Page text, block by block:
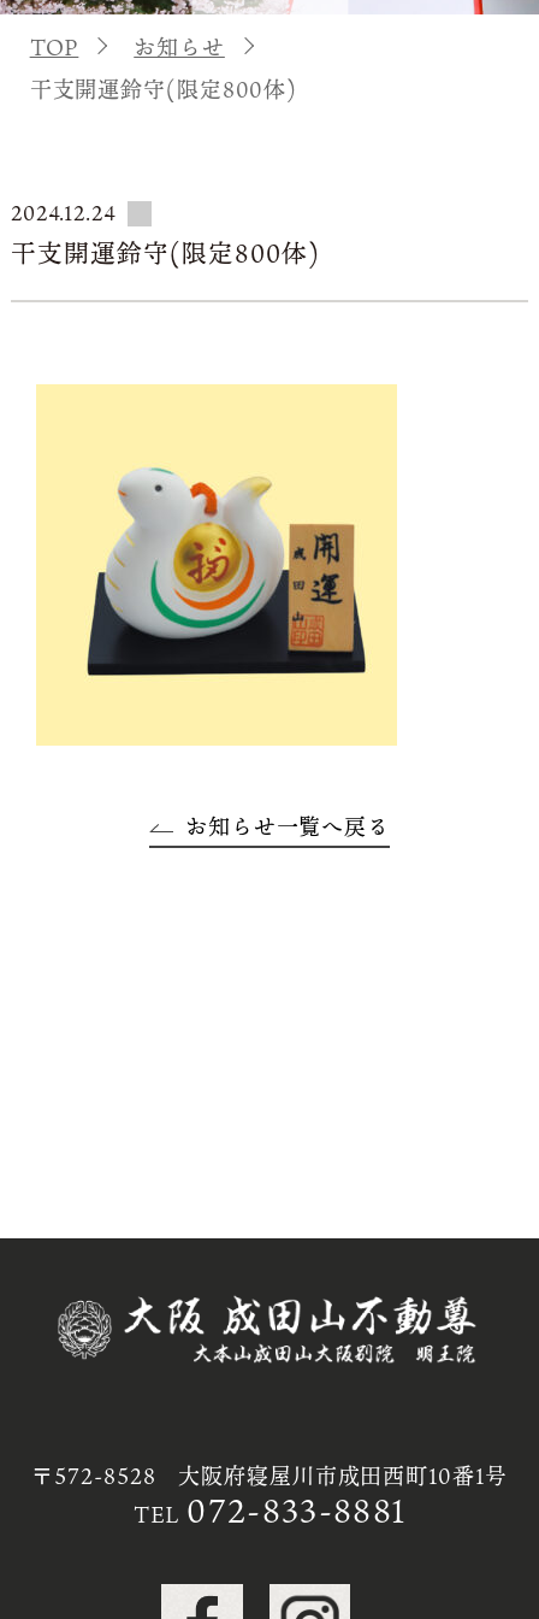
TOP
お知らせ
干支開運鈴守(限定800体)
2024.12.24
干支開運鈴守(限定800体)
お知らせ一覧へ戻る
〒572-8528 大阪府寝屋川市成田西町10番1号
TEL 072-833-8881